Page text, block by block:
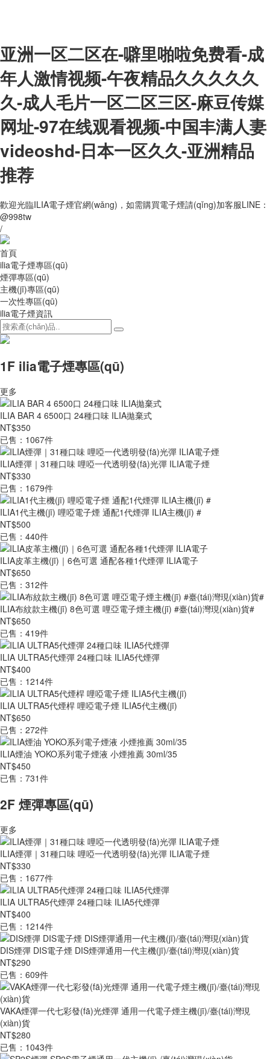
亚洲一区二区在-噼里啪啦免费看-成
年人激情视频-午夜精品久久久久久
久-成人毛片一区二区三区-麻豆传媒
网址-97在线观看视频-中国丰满人妻
videoshd-日本一区久久-亚洲精品
推荐
歡迎光臨ILIA電子煙官網(wǎng)，如需購買電子煙請(qǐng)加客服LINE：
@998tw
/
首頁
ilia電子煙專區(qū)
煙彈專區(qū)
主機(jī)專區(qū)
一次性專區(qū)
ilia電子煙資訊
1F ilia電子煙專區(qū)
更多
ILIA BAR 4 6500口 24種口味 ILIA拋棄式
NT$350
已售：1067件
ILIA煙彈｜31種口味 哩啞一代透明發(fā)光彈 ILIA電子煙
NT$330
已售：1679件
ILIA1代主機(jī) 哩啞電子煙 通配1代煙彈 ILIA主機(jī) #
NT$500
已售：440件
ILIA皮革主機(jī)｜6色可選 通配各種1代煙彈 ILIA電子
NT$650
已售：312件
ILIA布紋款主機(jī) 8色可選 哩亞電子煙主機(jī) #臺(tái)灣現(xiàn)貨#
NT$650
已售：419件
ILIA ULTRA5代煙彈 24種口味 ILIA5代煙彈
NT$400
已售：1214件
ILIA ULTRA5代煙桿 哩啞電子煙 ILIA5代主機(jī)
NT$650
已售：272件
ILIA煙油 YOKO系列電子煙液 小煙推薦 30ml/35
NT$450
已售：731件
2F 煙彈專區(qū)
更多
ILIA煙彈｜31種口味 哩啞一代透明發(fā)光彈 ILIA電子煙
NT$330
已售：1677件
ILIA ULTRA5代煙彈 24種口味 ILIA5代煙彈
NT$400
已售：1214件
DIS煙彈 DIS電子煙 DIS煙彈通用一代主機(jī)/臺(tái)灣現(xiàn)貨
NT$290
已售：609件
VAKA煙彈一代七彩發(fā)光煙彈 通用一代電子煙主機(jī)/臺(tái)灣現
(xiàn)貨
NT$280
已售：1043件